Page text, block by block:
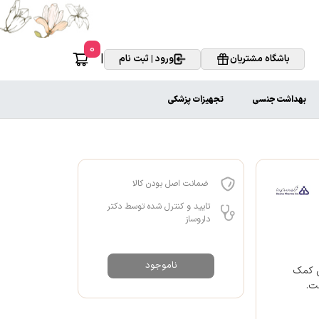
باشگاه مشتریان ورود | ثبت نام |
0
بهداشت جنسی تجهیزات پزشکی
کمک
ضمانت اصل بودن کالا
تایید و کنترل شده توسط دکتر
داروساز
ناموجود